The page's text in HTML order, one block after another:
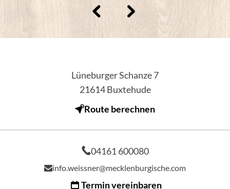
Lüneburger Schanze 7
21614 Buxtehude
Route berechnen
04161 600080
info.weissner@mecklenburgische.com
Termin vereinbaren